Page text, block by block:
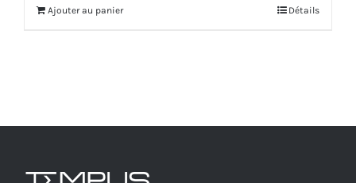
Ajouter au panier Détails